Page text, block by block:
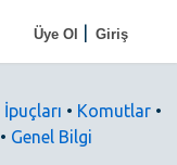
Üye Ol
Giriş
İpuçları • Komutlar •
• Genel Bilgi